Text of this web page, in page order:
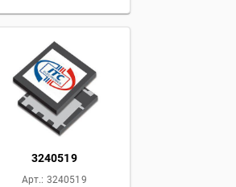
3240519
Арт.: 3240519